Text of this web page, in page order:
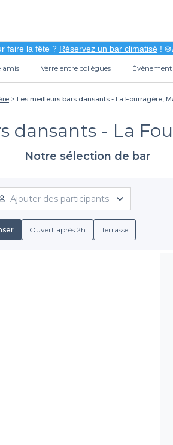
faire la fête ? Réservez un bar climatisé!
amis Verre entre collègues
Les meilleurs bars dansants - La Fourragère,
dansants - La
Notre sélection de bar
Ajouter des participants
Ouvert après 2h Terrasse